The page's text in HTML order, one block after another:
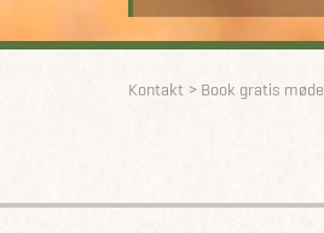
Kontakt Book gratis møde